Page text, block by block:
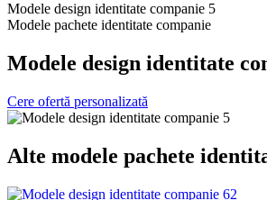
Modele design identitate companie 5
Modele pachete identitate companie
Modele design identitate
Cere ofertă personalizată
Alte modele pachete